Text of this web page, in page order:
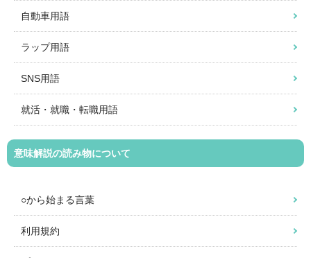
自動車用語
ラップ用語
SNS用語
就活・就職・転職用語
意味解説の読み物について
○から始まる言葉
利用規約